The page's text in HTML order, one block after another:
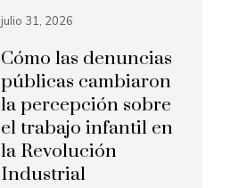
julio 31, 2026
Cómo las denuncias
públicas cambiaron
la percepción sobre
el trabajo infantil en
la Revolución
Industrial